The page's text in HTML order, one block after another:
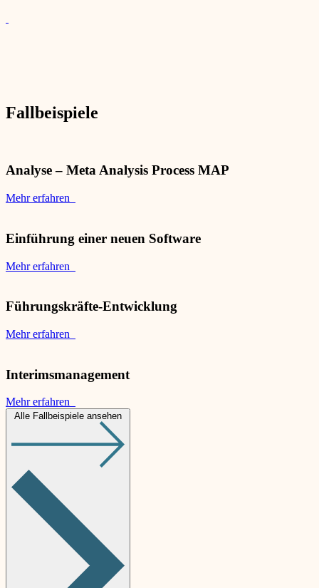
Fallbeispiele
Analyse – Meta Analysis Process MAP
Mehr erfahren
Einführung einer neuen Software
Mehr erfahren
Führungskräfte-Entwicklung
Mehr erfahren
Interimsmanagement
Mehr erfahren
Alle Fallbeispiele ansehen